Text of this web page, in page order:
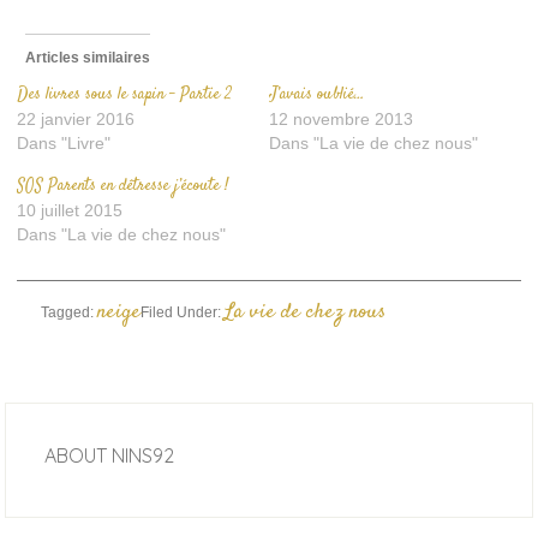
Articles similaires
Des livres sous le sapin – Partie 2
22 janvier 2016
Dans "Livre"
J’avais oublié…
12 novembre 2013
Dans "La vie de chez nous"
SOS Parents en détresse j’écoute !
10 juillet 2015
Dans "La vie de chez nous"
Filed Under:La vie de chez nous
Tagged:neige
ABOUT NINS92